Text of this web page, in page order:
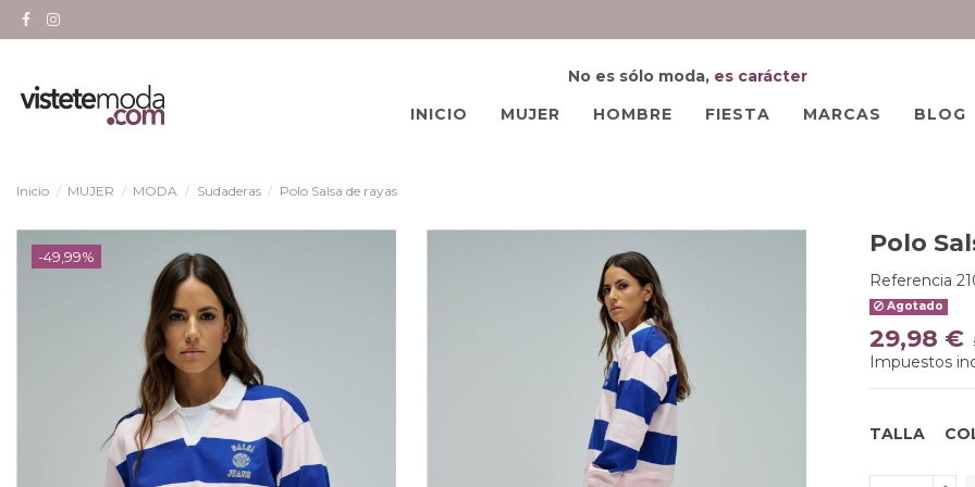
No es sólo moda, es carácter
INICIO
MUJER HOMBRE FIESTA MARCAS BLOG
Inicio MUJER MODA Sudaderas Polo Salsa de rayas
-49,99% Polo
Referencia
Agotado
29,98 €
Impuestos
TALLA